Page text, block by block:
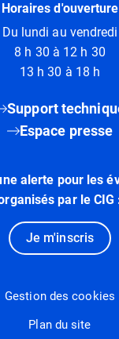
Horaires d'ouverture
Du lundi au vendredi
8 h 30 à 12 h 30
13 h 30 à 18 h
Support
Espace presse
alerte pour les
par le CIG
Je m'inscris
Gestion des cookies
Plan du site